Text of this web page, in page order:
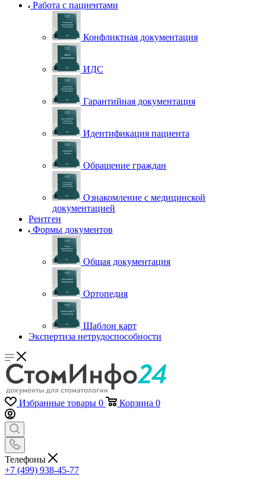
Работа с пациентами
Конфликтная документация
ИДС
Гарантийная документация
Идентификация пациента
Обращение граждан
Ознакомление с медицинской
документацией
Рентген
Формы документов
Общая документация
Ортопедия
Шаблон карт
Экспертиза нетрудоспособности
Избранные товары 0 Корзина 0
Телефоны
+7 (499) 938-45-77